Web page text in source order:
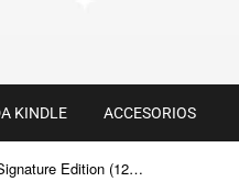
KINDLE ACCESORIOS
Kindle Paperwhite Signature Edition (12th Gen) – 32GB, Carga Inalámbrica y Brillo Automático